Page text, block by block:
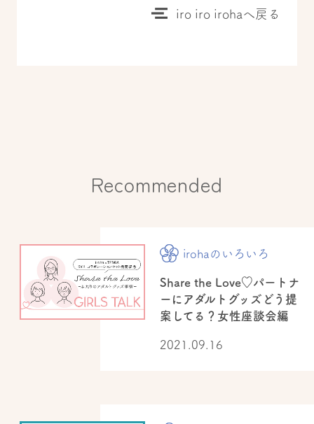
iro iro irohaへ戻る
Recommended
irohaのいろいろ
Share the Love♡パートナ
ーにアダルトグッズどう提
案してる？女性座談会編
2021.09.16